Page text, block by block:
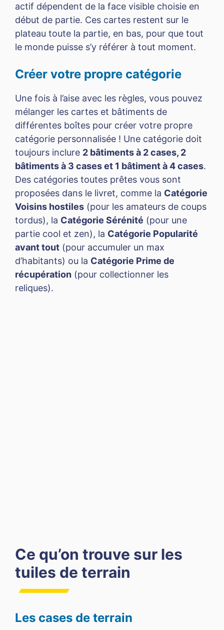
actif dépendent de la face visible choisie en
début de partie. Ces cartes restent sur le
plateau toute la partie, en bas, pour que tout
le monde puisse s’y référer à tout moment.
Créer votre propre catégorie
Une fois à l’aise avec les règles, vous pouvez
mélanger les cartes et bâtiments de
différentes boîtes pour créer votre propre
catégorie personnalisée ! Une catégorie doit
toujours inclure 2 bâtiments à 2 cases, 2
bâtiments à 3 cases et 1 bâtiment à 4 cases.
Des catégories toutes prêtes vous sont
proposées dans le livret, comme la Catégorie
Voisins hostiles (pour les amateurs de coups
tordus), la Catégorie Sérénité (pour une
partie cool et zen), la Catégorie Popularité
avant tout (pour accumuler un max
d’habitants) ou la Catégorie Prime de
récupération (pour collectionner les
reliques).
Ce qu’on trouve sur les
tuiles de terrain
Les cases de terrain